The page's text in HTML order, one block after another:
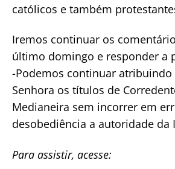
católicos e também
Iremos continuar os
último domingo e responder a
-Podemos continuar atribuindo
Senhora os títulos de
Medianeira sem incorrer em
desobediência a autoridade da
Para assistir, acesse: